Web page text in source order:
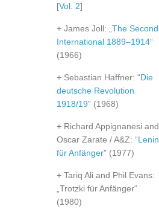
[Vol. 2]
+ James Joll: „ The Second
International 1889–1914“
(1966)
+ Sebastian Haffner: “Die
deutsche Revolution
1918/19” (1968)
+ Richard Appignanesi and
Oscar Zarate / A&Z: “Lenin
für Anfänger” (1977)
+ Tariq Ali and Phil Evans:
„Trotzki für Anfänger“
(1980)